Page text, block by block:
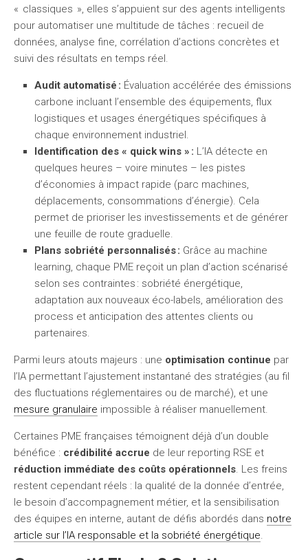
« classiques », elles s’appuient sur des agents intelligents
pour automatiser une multitude de tâches : recueil de
données, analyse fine, corrélation d’actions concrètes et
suivi des résultats en temps réel.
Audit automatisé : Évaluation accélérée des émissions
carbone incluant l’ensemble des équipements, flux
logistiques et usages énergétiques spécifiques à
chaque environnement industriel.
Identification des « quick wins » : L’IA détecte en
quelques heures – voire minutes – les pistes
d’économies à impact rapide (parc machines,
déplacements, consommations d’énergie). Cela
permet de prioriser les investissements et de générer
une feuille de route graduelle.
Plans sobriété personnalisés : Grâce au machine
learning, chaque PME reçoit un plan d’action scénarisé
selon ses contraintes : sobriété énergétique,
adaptation aux nouveaux éco-labels, amélioration des
process et anticipation des attentes clients ou
partenaires.
Parmi leurs atouts majeurs : une optimisation continue par
l’IA permettant l’ajustement instantané des stratégies (au fil
des fluctuations réglementaires ou de marché), et une
mesure granulaire impossible à réaliser manuellement.
Certaines PME françaises témoignent déjà d’un double
bénéfice : crédibilité accrue de leur reporting RSE et
réduction immédiate des coûts opérationnels. Les freins
restent cependant réels : la qualité de la donnée d’entrée,
le besoin d’accompagnement métier, et la sensibilisation
des équipes en interne, autant de défis abordés dans notre
article sur l’IA responsable et la sobriété énergétique.